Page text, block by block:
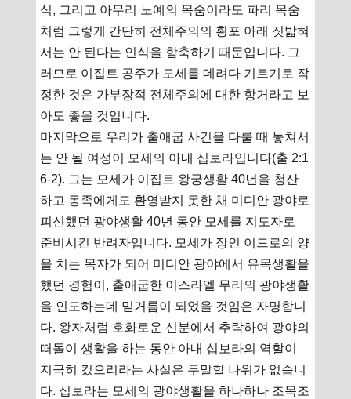
식, 그리고 아무리 노예의 목숨이라도 파리 목숨
처럼 그렇게 간단히 전체주의의 횡포 아래 짓밟혀
서는 안 된다는 인식을 함축하기 때문입니다. 그
러므로 이집트 공주가 모세를 데려다 기르기로 작
정한 것은 가부장적 전체주의에 대한 항거라고 보
아도 좋을 것입니다.
마지막으로 우리가 출애굽 사건을 다룰 때 놓쳐서
는 안 될 여성이 모세의 아내 십보라입니다(출 2:1
6-2). 그는 모세가 이집트 왕궁생활 40년을 청산
하고 동족에게도 환영받지 못한 채 미디안 광야로
피신했던 광야생활 40년 동안 모세를 지도자로
준비시킨 반려자입니다. 모세가 장인 이드로의 양
을 치는 목자가 되어 미디안 광야에서 유목생활을
했던 경험이, 출애굽한 이스라엘 무리의 광야생활
을 인도하는데 밑거름이 되었을 것임은 자명합니
다. 왕자처럼 호화로운 신분에서 추락하여 광야의
떠돌이 생활을 하는 동안 아내 십보라의 역할이
지극히 컸으리라는 사실은 두말할 나위가 없습니
다. 십보라는 모세의 광야생활을 하나하나 조목조